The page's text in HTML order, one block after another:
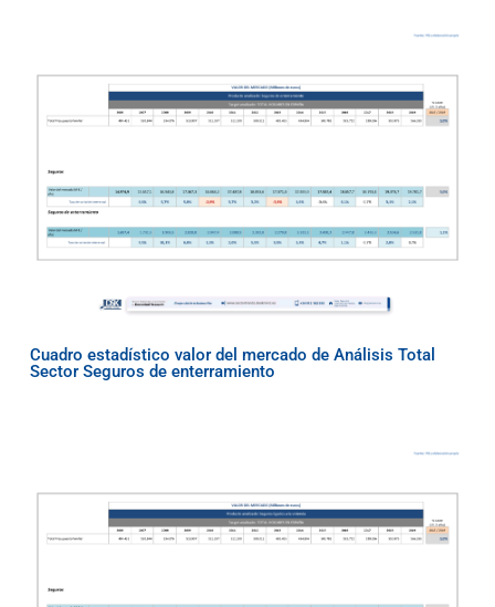
Cuadro estadístico valor del mercado de Análisis Total
Sector Seguros de enterramiento